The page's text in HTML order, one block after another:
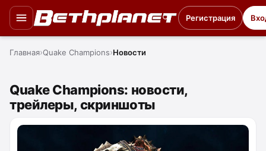
Регистрация
Главная Quake Champions Новости
Quake Champions: новости,
трейлеры, скриншоты